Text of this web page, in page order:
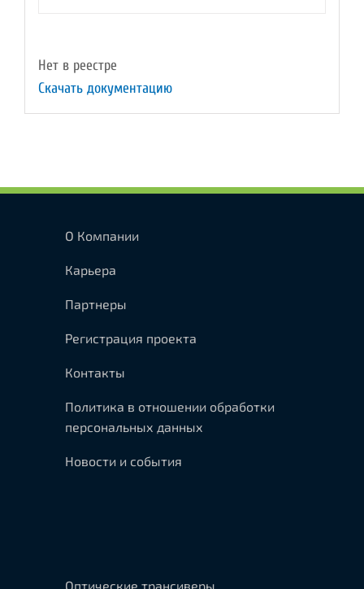
Нет в реестре
Скачать документацию
О Компании
Карьера
Партнеры
Регистрация проекта
Контакты
Политика в отношении обработки
персональных данных
Новости и события
Оптические трансиверы